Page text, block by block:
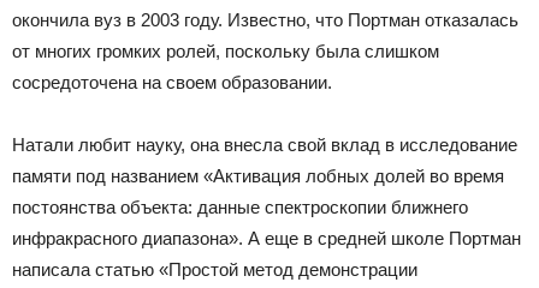
окончила вуз в 2003 году. Известно, что Портман отказалась
от многих громких ролей, поскольку была слишком
сосредоточена на своем образовании.
Натали любит науку, она внесла свой вклад в исследование
памяти под названием «Активация лобных долей во время
постоянства объекта: данные спектроскопии ближнего
инфракрасного диапазона». А еще в средней школе Портман
написала статью «Простой метод демонстрации